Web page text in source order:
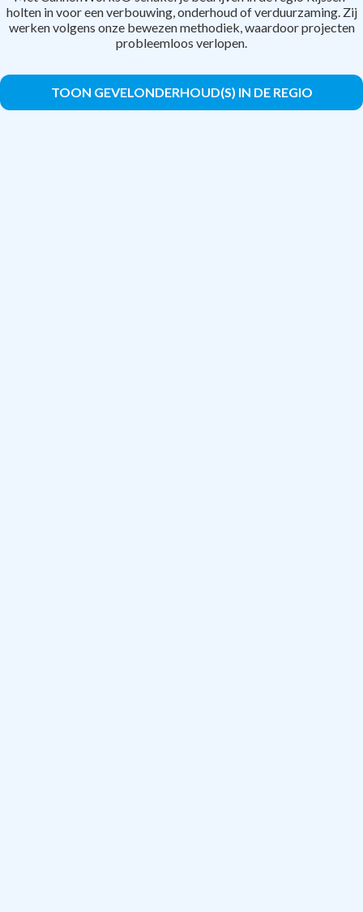
holten in voor een verbouwing, onderhoud of verduurzaming. Zij
werken volgens onze bewezen methodiek, waardoor projecten
probleemloos verlopen.
TOON GEVELONDERHOUD(S) IN DE REGIO